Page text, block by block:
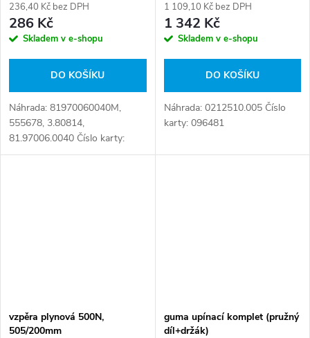
236,40 Kč bez DPH
286 Kč
Skladem v e-shopu
DO KOŠÍKU
Náhrada: 81970060040M,
555678, 3.80814,
81.97006.0040 Číslo karty:
098706
1 109,10 Kč bez DPH
1 342 Kč
Skladem v e-shopu
DO KOŠÍKU
Náhrada: 0212510.005 Číslo
karty: 096481
vzpěra plynová 500N,
505/200mm
guma upínací komplet (pružný
díl+držák)